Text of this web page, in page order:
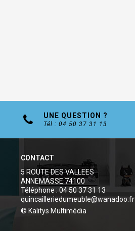
UNE QUESTION ?
Tél : 04 50 37 31 13
CONTACT
5 ROUTE DES VALLEES
ANNEMASSE 74100
Téléphone : 04 50 37 31 13
quincailleriedumeuble@wanadoo.fr
© Kalitys Multimédia